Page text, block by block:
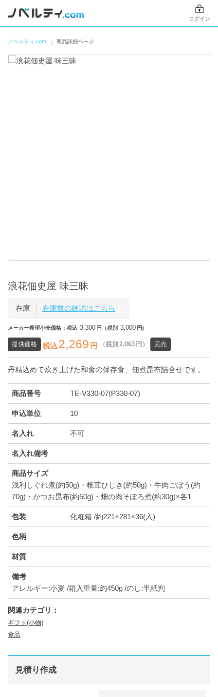
ログイン
ノベルティ.com 商品詳細ページ
浪花佃史屋 味三昧
在庫 在庫数の確認はこちら
メーカー希望小売価格：税込 3,300 円（税別 3,000 円)
提供価格 税込2,269 円 （税別 2,063 円） 完売
丹精込めて炊き上げた和食の保存食、佃煮昆布詰合せです。
商品番号 TE-V330-07(P330-07)
申込単位 10
名入れ 不可
名入れ備考
商品サイズ
浅利しぐれ煮(約50g)・椎茸ひじき(約50g)・牛肉ごぼう(約
70g)・かつお昆布(約50g)・畑の肉そぼろ煮(約30g)×各1
包装 化粧箱 /約221×281×36(入)
色柄
材質
備考
アレルギー:小麦 /箱入重量:約450g /のし:半紙判
関連カテゴリ：
ギフト(小物)
食品
見積り作成